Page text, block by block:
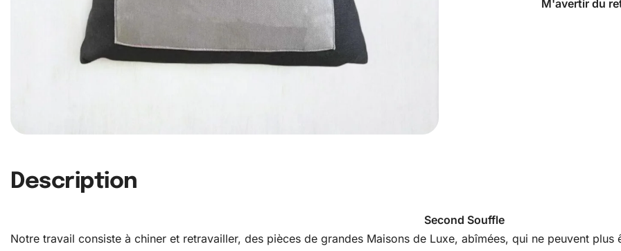
Description
Second Souffle
Notre travail consiste à chiner et retravailler, des pièces de grandes Maisons de Luxe, abîmées, qui ne peuvent